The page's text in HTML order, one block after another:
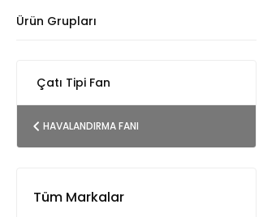
Ürün Grupları
Çatı Tipi Fan
HAVALANDIRMA FANI
Tüm Markalar